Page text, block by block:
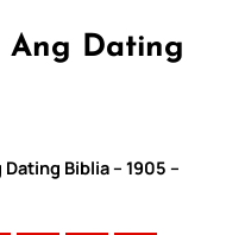
Ang Dating
Biblia – 1905 –